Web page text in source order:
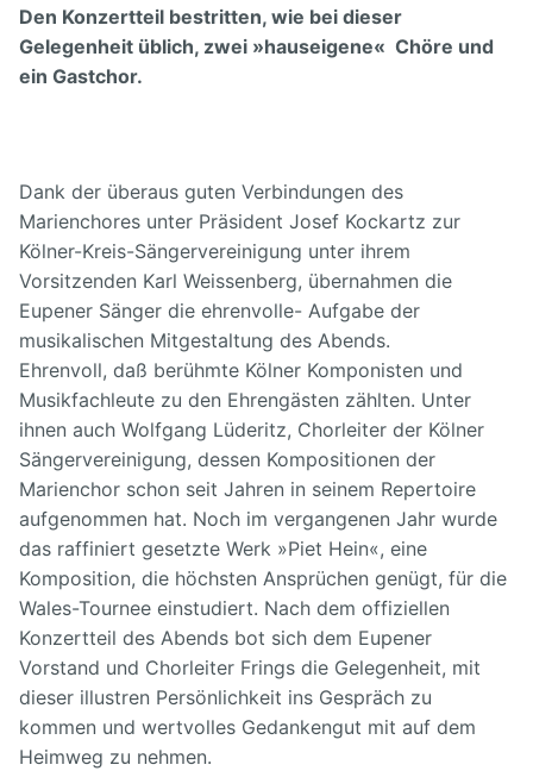
Den Konzertteil bestritten, wie bei dieser
Gelegenheit üblich, zwei »hauseigene« Chöre und
ein Gastchor.
Dank der überaus guten Verbindungen des
Marienchores unter Präsident Josef Kockartz zur
Kölner-Kreis-Sängervereinigung unter ihrem
Vorsitzenden Karl Weissenberg, übernahmen die
Eupener Sänger die ehrenvolle- Aufgabe der
musikalischen Mitgestaltung des Abends.
Ehrenvoll, daß berühmte Kölner Komponisten und
Musikfachleute zu den Ehrengästen zählten. Unter
ihnen auch Wolfgang Lüderitz, Chorleiter der Kölner
Sängervereinigung, dessen Kompositionen der
Marienchor schon seit Jahren in seinem Repertoire
aufgenommen hat. Noch im vergangenen Jahr wurde
das raffiniert gesetzte Werk »Piet Hein«, eine
Komposition, die höchsten Ansprüchen genügt, für die
Wales-Tournee einstudiert. Nach dem offiziellen
Konzertteil des Abends bot sich dem Eupener
Vorstand und Chorleiter Frings die Gelegenheit, mit
dieser illustren Persönlichkeit ins Gespräch zu
kommen und wertvolles Gedankengut mit auf dem
Heimweg zu nehmen.